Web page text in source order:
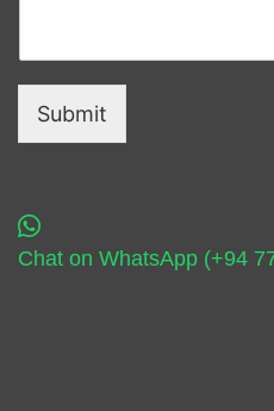
Submit
Chat on WhatsApp (+94